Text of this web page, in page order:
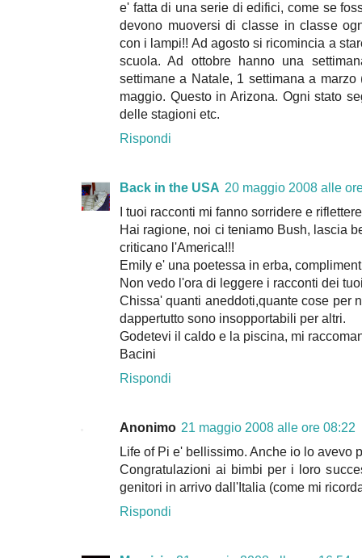
e' fatta di una serie di edifici, come se
devono muoversi di classe in classe
con i lampi!! Ad agosto si ricomincia a
scuola. Ad ottobre hanno una
settimane a Natale, 1 settimana a
maggio. Questo in Arizona. Ogni stato
delle stagioni etc.
Rispondi
Back in the USA 20 maggio 2008 alle
I tuoi racconti mi fanno sorridere e
Hai ragione, noi ci teniamo Bush, lascia
criticano l'America!!!
Emily e' una poetessa in erba,
Non vedo l'ora di leggere i racconti dei
Chissa' quanti aneddoti,quante cose per
dappertutto sono insopportabili per altri.
Godetevi il caldo e la piscina, mi
Bacini
Rispondi
Anonimo 21 maggio 2008 alle ore 08:22
Life of Pi e' bellissimo. Anche io lo avevo
Congratulazioni ai bimbi per i loro
genitori in arrivo dall'Italia (come mi
Rispondi